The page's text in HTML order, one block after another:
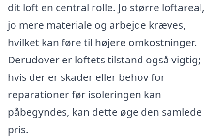
dit loft en central rolle. Jo større loftareal,
jo mere materiale og arbejde kræves,
hvilket kan føre til højere omkostninger.
Derudover er loftets tilstand også vigtig;
hvis der er skader eller behov for
reparationer før isoleringen kan
påbegyndes, kan dette øge den samlede
pris.